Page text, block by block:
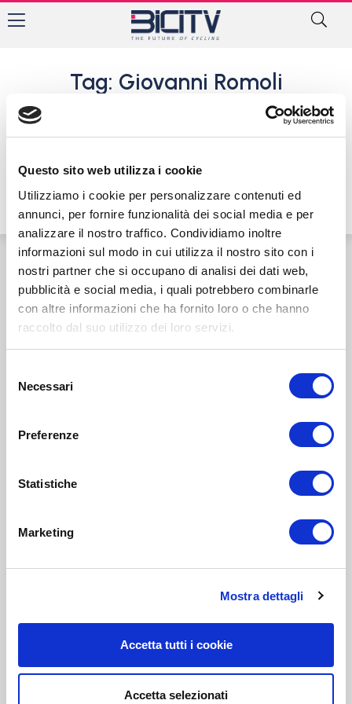
Questo sito web utilizza i cookie
Utilizziamo i cookie per personalizzare contenuti ed
annunci, per fornire funzionalità dei social media e per
analizzare il nostro traffico. Condividiamo inoltre
informazioni sul modo in cui utilizza il nostro sito con i
nostri partner che si occupano di analisi dei dati web,
pubblicità e social media, i quali potrebbero combinarle
con altre informazioni che ha fornito loro o che hanno
raccolto dal suo utilizzo dei loro servizi.
delNecessari
Preferenze
Statistiche
Marketing
Mostra dettagli
Accetta tutti i cookie
Accetta selezionati
Tag: Giovanni Romoli
Il Team Franco Ballerini è
pronto per il 2022 con 22
18 Febbraio 2022